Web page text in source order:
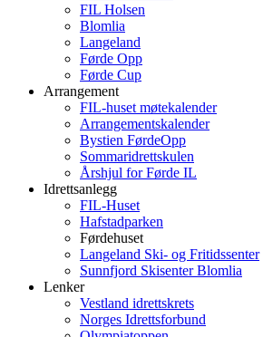
FIL Holsen
Blomlia
Langeland
Førde Opp
Førde Cup
Arrangement
FIL-huset møtekalender
Arrangementskalender
Bystien FørdeOpp
Sommaridrettskulen
Årshjul for Førde IL
Idrettsanlegg
FIL-Huset
Hafstadparken
Førdehuset
Langeland Ski- og Fritidssenter
Sunnfjord Skisenter Blomlia
Lenker
Vestland idrettskrets
Norges Idrettsforbund